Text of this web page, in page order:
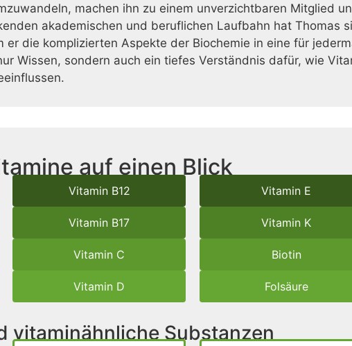
machen ihn zu einem unverzichtbaren Mitglied
akademischen und beruflichen Laufbahn hat Thomas
er die komplizierten Aspekte der Biochemie in eine für
Wissen, sondern auch ein tiefes Verständnis dafür, wie
auf einen Blick
Vitamin B12
Vitamin B17
Vitamin C
Vitamin D
Vitamin E
Vitamin K
Biotin
Folsäure
vitaminähnliche Substanzen